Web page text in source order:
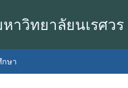
าวิทยาลัยนเรศวร
ษา